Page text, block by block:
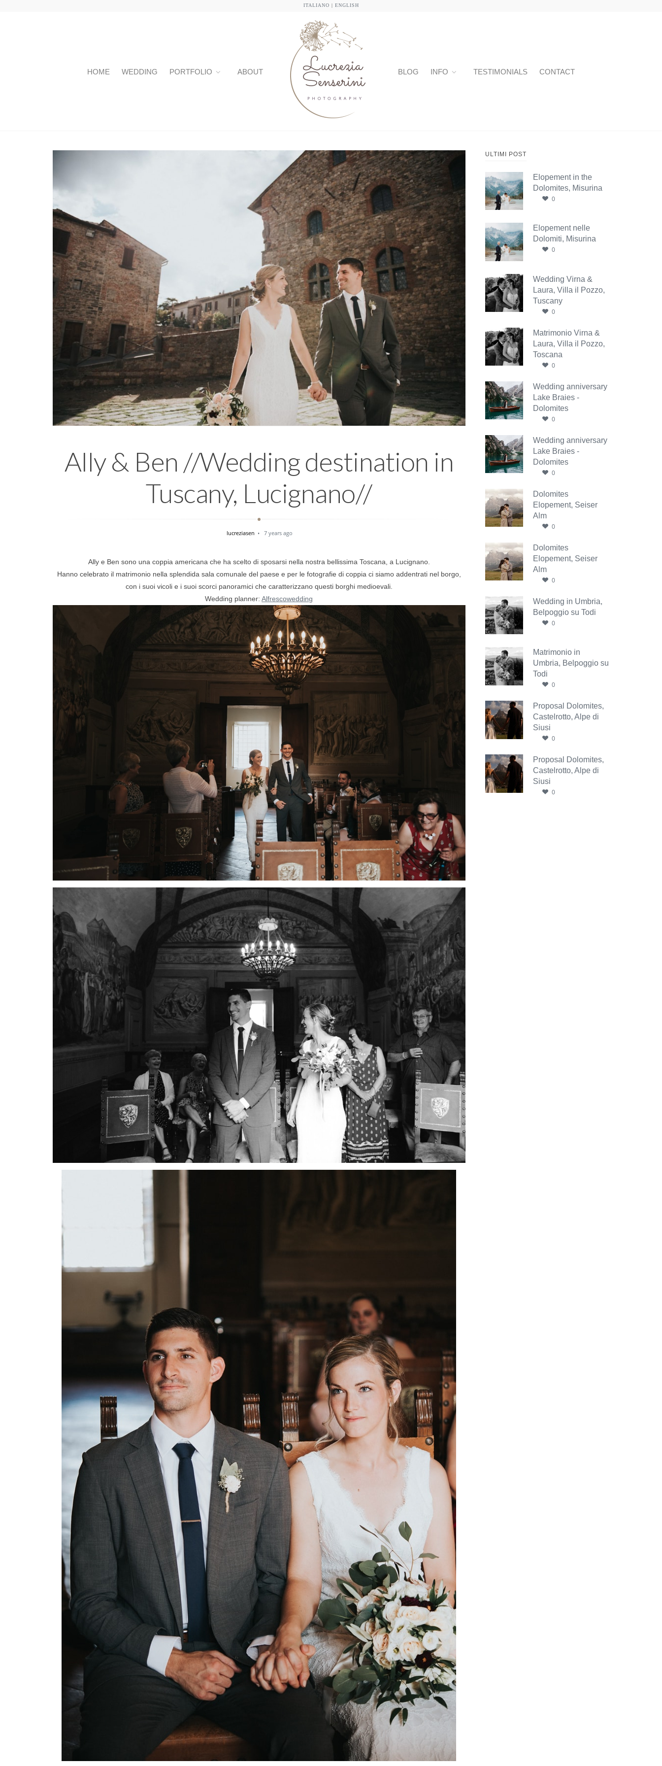
ITALIANO | ENGLISH
HOME WEDDING PORTFOLIO ABOUT BLOG INFO TESTIMONIALS CONTACT
Ally & Ben //Wedding destination in
Tuscany, Lucignano//
lucreziasen 7 years ago
Ally e Ben sono una coppia americana che ha scelto di sposarsi nella nostra bellissima Toscana, a Lucignano.
Hanno celebrato il matrimonio nella splendida sala comunale del paese e per le fotografie di coppia ci siamo addentrati nel borgo,
con i suoi vicoli e i suoi scorci panoramici che caratterizzano questi borghi medioevali.
Wedding planner:Alfrescowedding
ULTIMI POST
Elopement in the
Dolomites, Misurina
0
Elopement nelle
Dolomiti, Misurina
0
Wedding Virna &
Laura, Villa il Pozzo,
Tuscany
0
Matrimonio Virna &
Laura, Villa il Pozzo,
Toscana
0
Wedding anniversary
Lake Braies -
Dolomites
0
Wedding anniversary
Lake Braies -
Dolomites
0
Dolomites
Elopement, Seiser
Alm
0
Dolomites
Elopement, Seiser
Alm
0
Wedding in Umbria,
Belpoggio su Todi
0
Matrimonio in
Umbria, Belpoggio su
Todi
0
Proposal Dolomites,
Castelrotto, Alpe di
Siusi
0
Proposal Dolomites,
Castelrotto, Alpe di
Siusi
0